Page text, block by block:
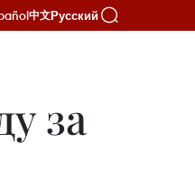
中文Русский
за